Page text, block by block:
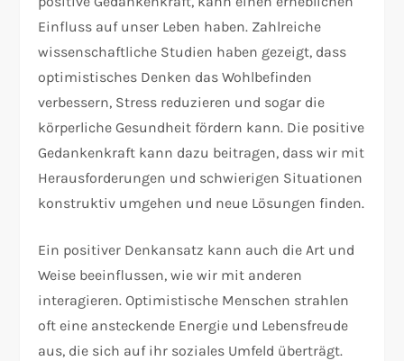
Einfluss auf unser Leben haben. Zahlreiche
wissenschaftliche Studien haben gezeigt, dass
optimistisches Denken das Wohlbefinden
verbessern, Stress reduzieren und sogar die
körperliche Gesundheit fördern kann. Die positive
Gedankenkraft kann dazu beitragen, dass wir mit
Herausforderungen und schwierigen Situationen
konstruktiv umgehen und neue Lösungen finden.
Ein positiver Denkansatz kann auch die Art und
Weise beeinflussen, wie wir mit anderen
interagieren. Optimistische Menschen strahlen
oft eine ansteckende Energie und Lebensfreude
aus, die sich auf ihr soziales Umfeld überträgt.